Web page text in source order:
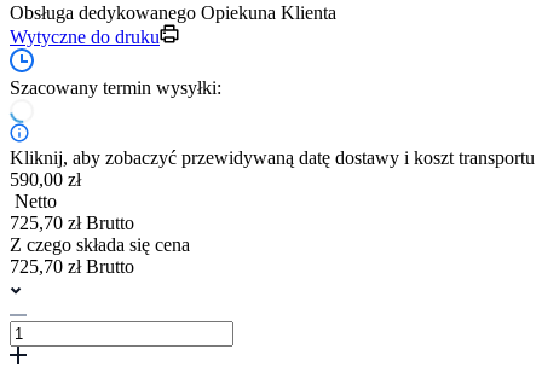
Obsługa dedykowanego Opiekuna Klienta
Wytyczne do druku
Szacowany termin wysyłki:
Kliknij, aby zobaczyć przewidywaną datę dostawy i koszt transportu
590,00 zł
Netto
725,70 zł Brutto
Z czego składa się cena
725,70 zł Brutto